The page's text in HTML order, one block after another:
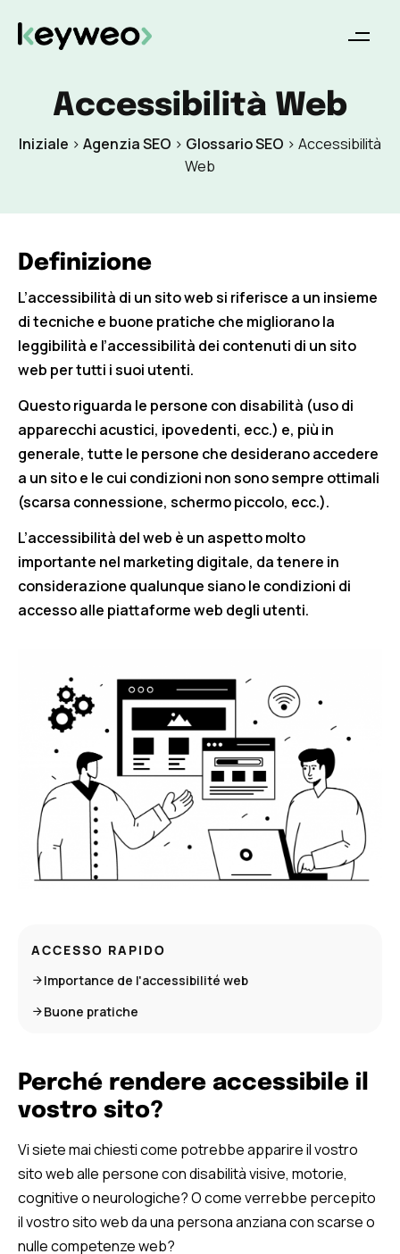
Accessibilità Web
Iniziale > Agenzia SEO > Glossario SEO > Accessibilità
Web
Definizione
L’accessibilità di un sito web si riferisce a un insieme
di tecniche e buone pratiche che migliorano la
leggibilità e l’accessibilità dei contenuti di un sito
web per tutti i suoi utenti.
Questo riguarda le persone con disabilità (uso di
apparecchi acustici, ipovedenti, ecc.) e, più in
generale, tutte le persone che desiderano accedere
a un sito e le cui condizioni non sono sempre ottimali
(scarsa connessione, schermo piccolo, ecc.).
L’accessibilità del web è un aspetto molto
importante nel marketing digitale, da tenere in
considerazione qualunque siano le condizioni di
accesso alle piattaforme web degli utenti.
ACCESSO RAPIDO
Importance de l'accessibilité web
Buone pratiche
Perché rendere accessibile il
vostro sito?
Vi siete mai chiesti come potrebbe apparire il vostro
sito web alle persone con disabilità visive, motorie,
cognitive o neurologiche? O come verrebbe percepito
il vostro sito web da una persona anziana con scarse o
nulle competenze web?